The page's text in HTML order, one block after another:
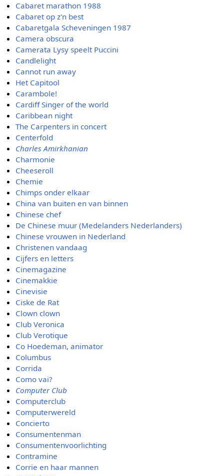
Cabaret marathon 1988
Cabaret op z'n best
Cabaretgala Scheveningen 1987
Camera obscura
Camerata Lysy speelt Puccini
Candlelight
Cannot run away
Het Capitool
Carambole!
Cardiff Singer of the world
Caribbean night
The Carpenters in concert
Centerfold
Charles Amirkhanian
Charmonie
Cheeseroll
Chemie
Chimps onder elkaar
China van buiten en van binnen
Chinese chef
De Chinese muur (Medelanders Nederlanders)
Chinese vrouwen in Nederland
Christenen vandaag
Cijfers en letters
Cinemagazine
Cinemakkie
Cinevisie
Ciske de Rat
Clown clown
Club Veronica
Club Verotique
Co Hoedeman, animator
Columbus
Corrida
Como vai?
Computer Club
Computerclub
Computerwereld
Concierto
Consumentenman
Consumentenvoorlichting
Contramine
Corrie en haar mannen